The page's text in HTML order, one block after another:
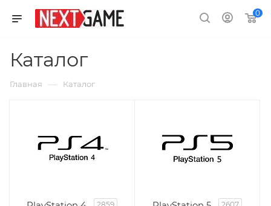
0
Каталог
Главная — Каталог